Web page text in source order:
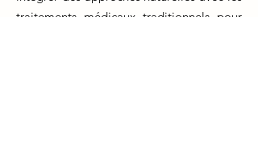
traitements médicaux traditionnels pour